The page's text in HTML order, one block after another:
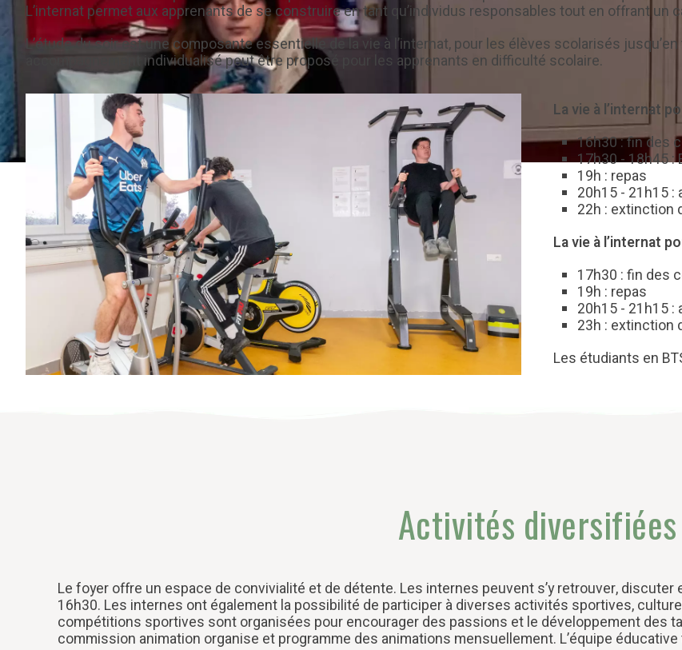
L’internat permet aux apprenants de se construire en tant qu’individus responsables tout en offrant un
L’étude du soir est une composante essentielle de la vie à l’internat, pour les élèves scolarisés
accompagnement individualisé peut être proposé pour les apprenants en difficulté scolaire.
La vie à l’internat
16h30 : fin des
17h30 - 18h45 :
19h : repas
20h15 - 21h15
22h : extinction
La vie à l’internat
17h30 : fin des
19h : repas
20h15 - 21h15
23h : extinction
Les étudiants en
Activités diversifiées
Le foyer offre un espace de convivialité et de détente. Les internes peuvent s’y retrouver,
16h30. Les internes ont également la possibilité de participer à diverses activités sportives,
compétitions sportives sont organisées pour encourager des passions et le développement des
commission animation organise et programme des animations mensuellement. L’équipe